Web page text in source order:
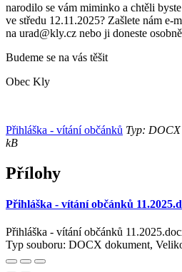
narodilo se vám miminko a chtěli
ve středu 12.11.2025? Zašlete nám e-
na urad@kly.cz nebo ji doneste
Budeme se na vás těšit
Obec Kly
Přihláška - vítání občánků Typ: DOCX
kB
Přílohy
Přihláška - vítání občánků
Přihláška - vítání občánků
Typ souboru: DOCX dokument,